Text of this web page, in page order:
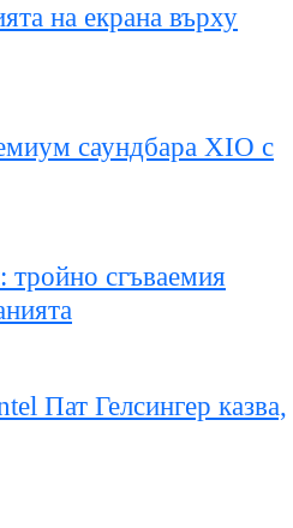
на екрана върху
саундбара XIO с
тройно сгъваемия
Пат Гелсингер казва,